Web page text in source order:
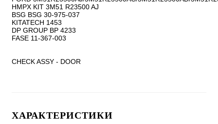
HMPX KIT 3M51 R23500 AJ
BSG BSG 30-975-037
KITATECH 1453
DP GROUP BP 4233
FASE 11-367-003
CHECK ASSY - DOOR
ХАРАКТЕРИСТИКИ